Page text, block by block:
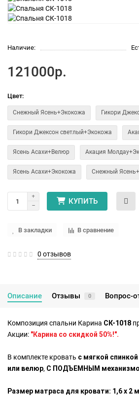
Наличие:
121000р.
Цвет:
Снежный Ясень+Экокожа Гикори
Гикори Джексон светлый+Экокожа
Ясень Асахи+Велюр Акация
Ясень Асахи+Экокожа Снежный
КУПИТЬ
В закладки В сравнение
0 отзывов
Описание Отзывы 0 Вопрос-
Композиция спальни Карина СК-1018
Акции: "Карина со скидкой 50%!".
В комплекте кровать с мягкой
или велюр, С ПОДЪЕМНЫМ
Размер матраса для кровати: 1,6 х 2